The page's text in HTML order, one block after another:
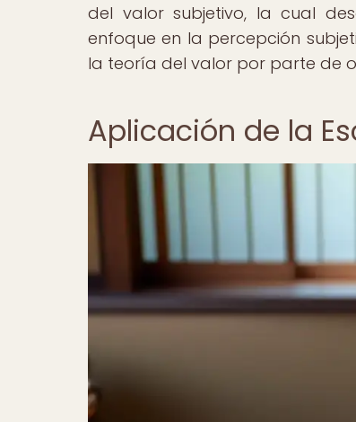
del valor subjetivo, la cual
enfoque en la percepción
la teoría del valor por parte de
Aplicación de la